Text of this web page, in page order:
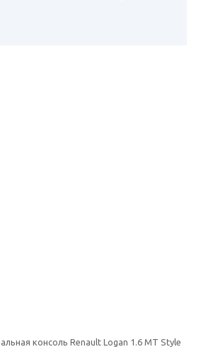
консоль Renault Logan 1.6 MT Style